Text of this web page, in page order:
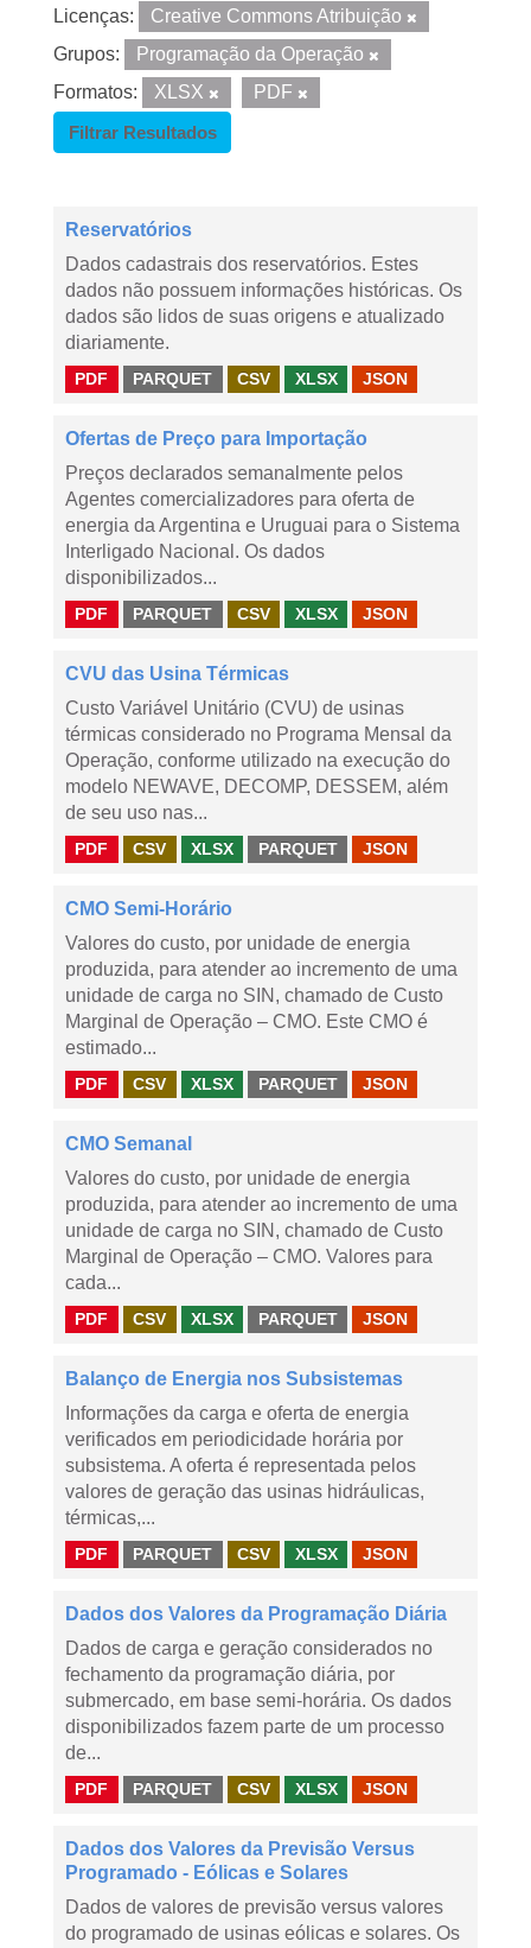
Licenças:
Creative Commons Atribuição
Grupos:
Programação da Operação
Formatos:
XLSX
PDF
Filtrar Resultados
Reservatórios
Dados cadastrais dos reservatórios. Estes
dados não possuem informações históricas. Os
dados são lidos de suas origens e atualizado
diariamente.
PDF PARQUET CSV XLSX JSON
Ofertas de Preço para Importação
Preços declarados semanalmente pelos
Agentes comercializadores para oferta de
energia da Argentina e Uruguai para o Sistema
Interligado Nacional. Os dados
disponibilizados...
PDF PARQUET CSV XLSX JSON
CVU das Usina Térmicas
Custo Variável Unitário (CVU) de usinas
térmicas considerado no Programa Mensal da
Operação, conforme utilizado na execução do
modelo NEWAVE, DECOMP, DESSEM, além
de seu uso nas...
PDF CSV XLSX PARQUET JSON
CMO Semi-Horário
Valores do custo, por unidade de energia
produzida, para atender ao incremento de uma
unidade de carga no SIN, chamado de Custo
Marginal de Operação – CMO. Este CMO é
estimado...
PDF CSV XLSX PARQUET JSON
CMO Semanal
Valores do custo, por unidade de energia
produzida, para atender ao incremento de uma
unidade de carga no SIN, chamado de Custo
Marginal de Operação – CMO. Valores para
cada...
PDF CSV XLSX PARQUET JSON
Balanço de Energia nos Subsistemas
Informações da carga e oferta de energia
verificados em periodicidade horária por
subsistema. A oferta é representada pelos
valores de geração das usinas hidráulicas,
térmicas,...
PDF PARQUET CSV XLSX JSON
Dados dos Valores da Programação Diária
Dados de carga e geração considerados no
fechamento da programação diária, por
submercado, em base semi-horária. Os dados
disponibilizados fazem parte de um processo
de...
PDF PARQUET CSV XLSX JSON
Dados dos Valores da Previsão Versus
Programado - Eólicas e Solares
Dados de valores de previsão versus valores
do programado de usinas eólicas e solares. Os